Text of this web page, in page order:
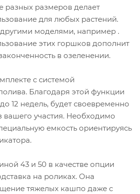
разных размеров делает
для любых растений.
моделями, например .
этих горшков дополнит
в озеленении.
с системой
Благодаря этой функции
12 недель, будет своевременно
вашего участия. Необходимо
емкость ориентируясь
43 и 50 в качестве опции
на роликах. Она
тяжелых кашпо даже с